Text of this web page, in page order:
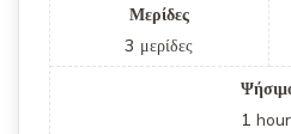
Μερίδες
3 μερίδες
1 hour